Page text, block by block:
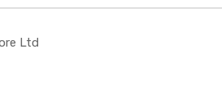
Ltd